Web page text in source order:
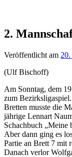
2.
Veröffentlicht am
(Ulf Bischoff)
Am Sonntag, dem
zum
Bretten musste die
jährige Lennart
Schachbuch „Meine
Aber dann ging es
Partie an Brett 7 mit
Danach verlor